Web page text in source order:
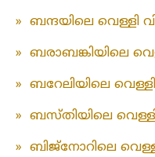
» ബന്ദയിലെ വെള്ളി
» ബരാബങ്കിയിലെ
» ബറേലിയിലെ
» ബസ്തിയിലെ
» ബിജ്‌നോറിലെ